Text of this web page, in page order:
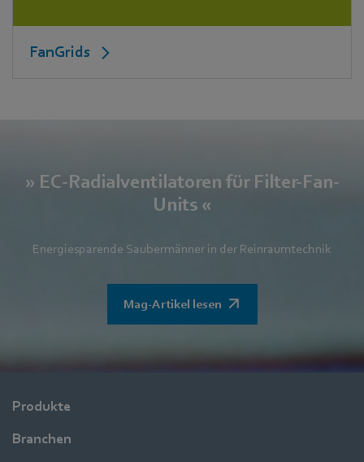
FanGrids
» EC-Radialventilatoren für Filter-Fan-
Units «
Energiesparende Saubermänner in der Reinraumtechnik
Mag-Artikel lesen
Produkte
Branchen